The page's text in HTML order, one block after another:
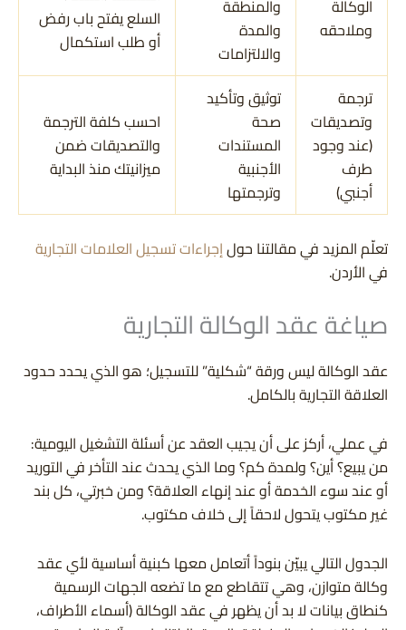
الوكالة
وملاحقه
والمنطقة
والمدة
والالتزامات
السلع يفتح باب رفض
أو طلب استكمال
ترجمة
وتصديقات
(عند وجود
طرف
أجنبي)
توثيق وتأكيد
صحة
المستندات
الأجنبية
وترجمتها
احسب كلفة الترجمة
والتصديقات ضمن
ميزانيتك منذ البداية
تعلّم المزيد في مقالتنا حولإجراءات تسجيل العلامات التجارية
في الأردن.
صياغة عقد الوكالة التجارية
عقد الوكالة ليس ورقة “شكلية” للتسجيل؛ هو الذي يحدد حدود
العلاقة التجارية بالكامل.
في عملي، أركز على أن يجيب العقد عن أسئلة التشغيل اليومية:
من يبيع؟ أين؟ ولمدة كم؟ وما الذي يحدث عند التأخر في التوريد
أو عند سوء الخدمة أو عند إنهاء العلاقة؟ ومن خبرتي، كل بند
غير مكتوب يتحول لاحقاً إلى خلاف مكتوب.
الجدول التالي يبيّن بنوداً أتعامل معها كبنية أساسية لأي عقد
وكالة متوازن، وهي تتقاطع مع ما تضعه الجهات الرسمية
كنطاق بيانات لا بد أن يظهر في عقد الوكالة (أسماء الأطراف،